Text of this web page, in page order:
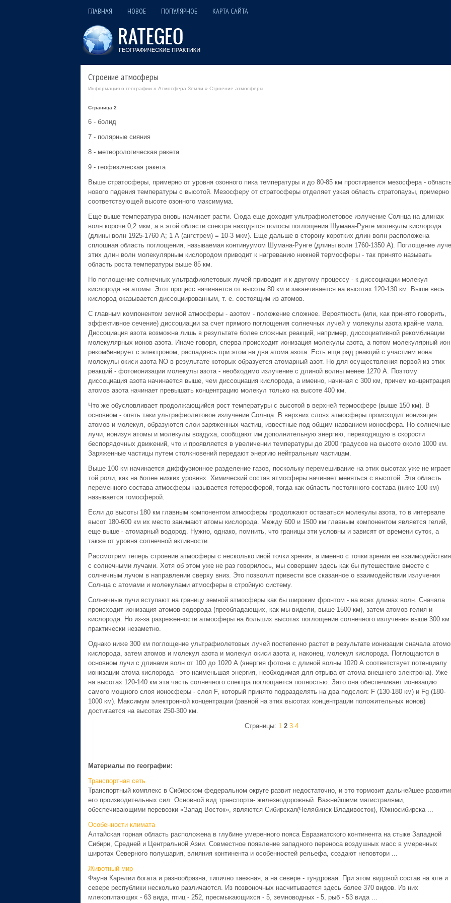
ГЛАВНАЯ НОВОЕ ПОПУЛЯРНОЕ КАРТА САЙТА
Строение атмосферы
Информация о географии » Атмосфера Земли » Строение атмосферы
Страница 2
6 - болид
7 - полярные сияния
8 - метеорологическая ракета
9 - геофизическая ракета
Выше стратосферы, примерно от уровня озонного пика температуры и до 80-85 км простирается мезосфера -
нового падения температуры с высотой. Мезосферу от стратосферы отделяет узкая область стратопаузы, примерно
соответствующей высоте озонного максимума.
Еще выше температура вновь начинает расти. Сюда еще доходит ультрафиолетовое излучение Солнца на длинах
волн короче 0,2 мкм, а в этой области спектра находятся полосы поглощения Шумана-Рунге молекулы кислорода
(длины волн 1925-1760 А; 1 А (ангстрем) = 10-3 мкм). Еще дальше в сторону коротких длин волн расположена
сплошная область поглощения, называемая континуумом Шумана-Рунге (длины волн 1760-1350 А). Поглощение
этих длин волн молекулярным кислородом приводит к нагреванию нижней термосферы - так принято называть
область роста температуры выше 85 км.
Но поглощение солнечных ультрафиолетовых лучей приводит и к другому процессу - к диссоциации молекул
кислорода на атомы. Этот процесс начинается от высоты 80 км и заканчивается на высотах 120-130 км. Выше весь
кислород оказывается диссоциированным, т. е. состоящим из атомов.
С главным компонентом земной атмосферы - азотом - положение сложнее. Вероятность (или, как принято говорить,
эффективное сечение) диссоциации за счет прямого поглощения солнечных лучей у молекулы азота крайне мала.
Диссоциация азота возможна лишь в результате более сложных реакций, например, диссоциативной рекомбинации
молекулярных ионов азота. Иначе говоря, сперва происходит ионизация молекулы азота, а потом молекулярный ион
рекомбинирует с электроном, распадаясь при этом на два атома азота. Есть еще ряд реакций с участием иона
молекулы окиси азота NO в результате которых образуется атомарный азот. Но для осуществления первой из этих
реакций - фотоионизации молекулы азота - необходимо излучение с длиной волны менее 1270 А. Поэтому
диссоциация азота начинается выше, чем диссоциация кислорода, а именно, начиная с 300 км, причем концентрация
атомов азота начинает превышать концентрацию молекул только на высоте 400 км.
Что же обусловливает продолжающийся рост температуры с высотой в верхней термосфере (выше 150 км). В
основном - опять таки ультрафиолетовое излучение Солнца. В верхних слоях атмосферы происходит ионизация
атомов и молекул, образуются слои заряженных частиц, известные под общим названием ионосфера. Но солнечные
лучи, ионизуя атомы и молекулы воздуха, сообщают им дополнительную энергию, переходящую в скорости
беспорядочных движений, что и проявляется в увеличении температуры до 2000 градусов на высоте около 1000 км.
Заряженные частицы путем столкновений передают энергию нейтральным частицам.
Выше 100 км начинается диффузионное разделение газов, поскольку перемешивание на этих высотах уже не играет
той роли, как на более низких уровнях. Химический состав атмосферы начинает меняться с высотой. Эта область
переменного состава атмосферы называется гетеросферой, тогда как область постоянного состава (ниже 100 км)
называется гомосферой.
Если до высоты 180 км главным компонентом атмосферы продолжают оставаться молекулы азота, то в интервале
высот 180-600 км их место занимают атомы кислорода. Между 600 и 1500 км главным компонентом является гелий,
еще выше - атомарный водород. Нужно, однако, помнить, что границы эти условны и зависят от времени суток, а
также от уровня солнечной активности.
Рассмотрим теперь строение атмосферы с несколько иной точки зрения, а именно с точки зрения ее взаимодействия
с солнечными лучами. Хотя об этом уже не раз говорилось, мы совершим здесь как бы путешествие вместе с
солнечным лучом в направлении сверху вниз. Это позволит привести все сказанное о взаимодействии излучения
Солнца с атомами и молекулами атмосферы в стройную систему.
Солнечные лучи вступают на границу земной атмосферы как бы широким фронтом - на всех длинах волн. Сначала
происходит ионизация атомов водорода (преобладающих, как мы видели, выше 1500 км), затем атомов гелия и
кислорода. Но из-за разреженности атмосферы на больших высотах поглощение солнечного излучения выше 300 км
практически незаметно.
Однако ниже 300 км поглощение ультрафиолетовых лучей постепенно растет в результате ионизации сначала
кислорода, затем атомов и молекул азота и молекул окиси азота и, наконец, молекул кислорода. Поглощаются в
основном лучи с длинами волн от 100 до 1020 А (энергия фотона с длиной волны 1020 А соответствует потенциалу
ионизации атома кислорода - это наименьшая энергия, необходимая для отрыва от атома внешнего электрона). Уже
на высотах 120-140 км эта часть солнечного спектра поглощается полностью. Зато она обеспечивает ионизацию
самого мощного слоя ионосферы - слоя F, который принято подразделять на два подслоя: F (130-180 км) и Fg (180-
1000 км). Максимум электронной концентрации (равной на этих высотах концентрации положительных ионов)
достигается на высотах 250-300 км.
Страницы: 1 2 3 4
Материалы по географии:
Транспортная сеть
Транспортный комплекс в Сибирском федеральном округе развит недостаточно, и это тормозит дальнейшее
его производительных сил. Основной вид транспорта- железнодорожный. Важнейшими магистралями,
обеспечивающими перевозки «Запад-Восток», являются Сибирская(Челябинск-Владивосток), Южносибирска ...
Особенности климата
Алтайская горная область расположена в глубине умеренного пояса Евразиатского континента на стыке Западной
Сибири, Средней и Центральной Азии. Совместное появление западного переноса воздушных масс в умеренных
широтах Северного полушария, влияния континента и особенностей рельефа, создают неповтори ...
Животный мир
Фауна Карелии богата и разнообразна, типично таежная, а на севере - тундровая. При этом видовой состав на юге и
севере республики несколько различаются. Из позвоночных насчитывается здесь более 370 видов. Из них
млекопитающих - 63 вида, птиц - 252, пресмыкающихся - 5, земноводных - 5, рыб - 53 вида ...